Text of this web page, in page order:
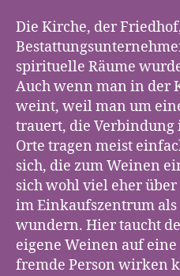
Die Kirche, der
spirituelle Räume
Auch wenn man in der
weint, weil man um
trauert, die Verbindung
Orte tragen meist
sich, die zum Weinen
sich wohl viel eher
im Einkaufszentrum
wundern. Hier taucht
eigene Weinen auf
fremde Person wirken